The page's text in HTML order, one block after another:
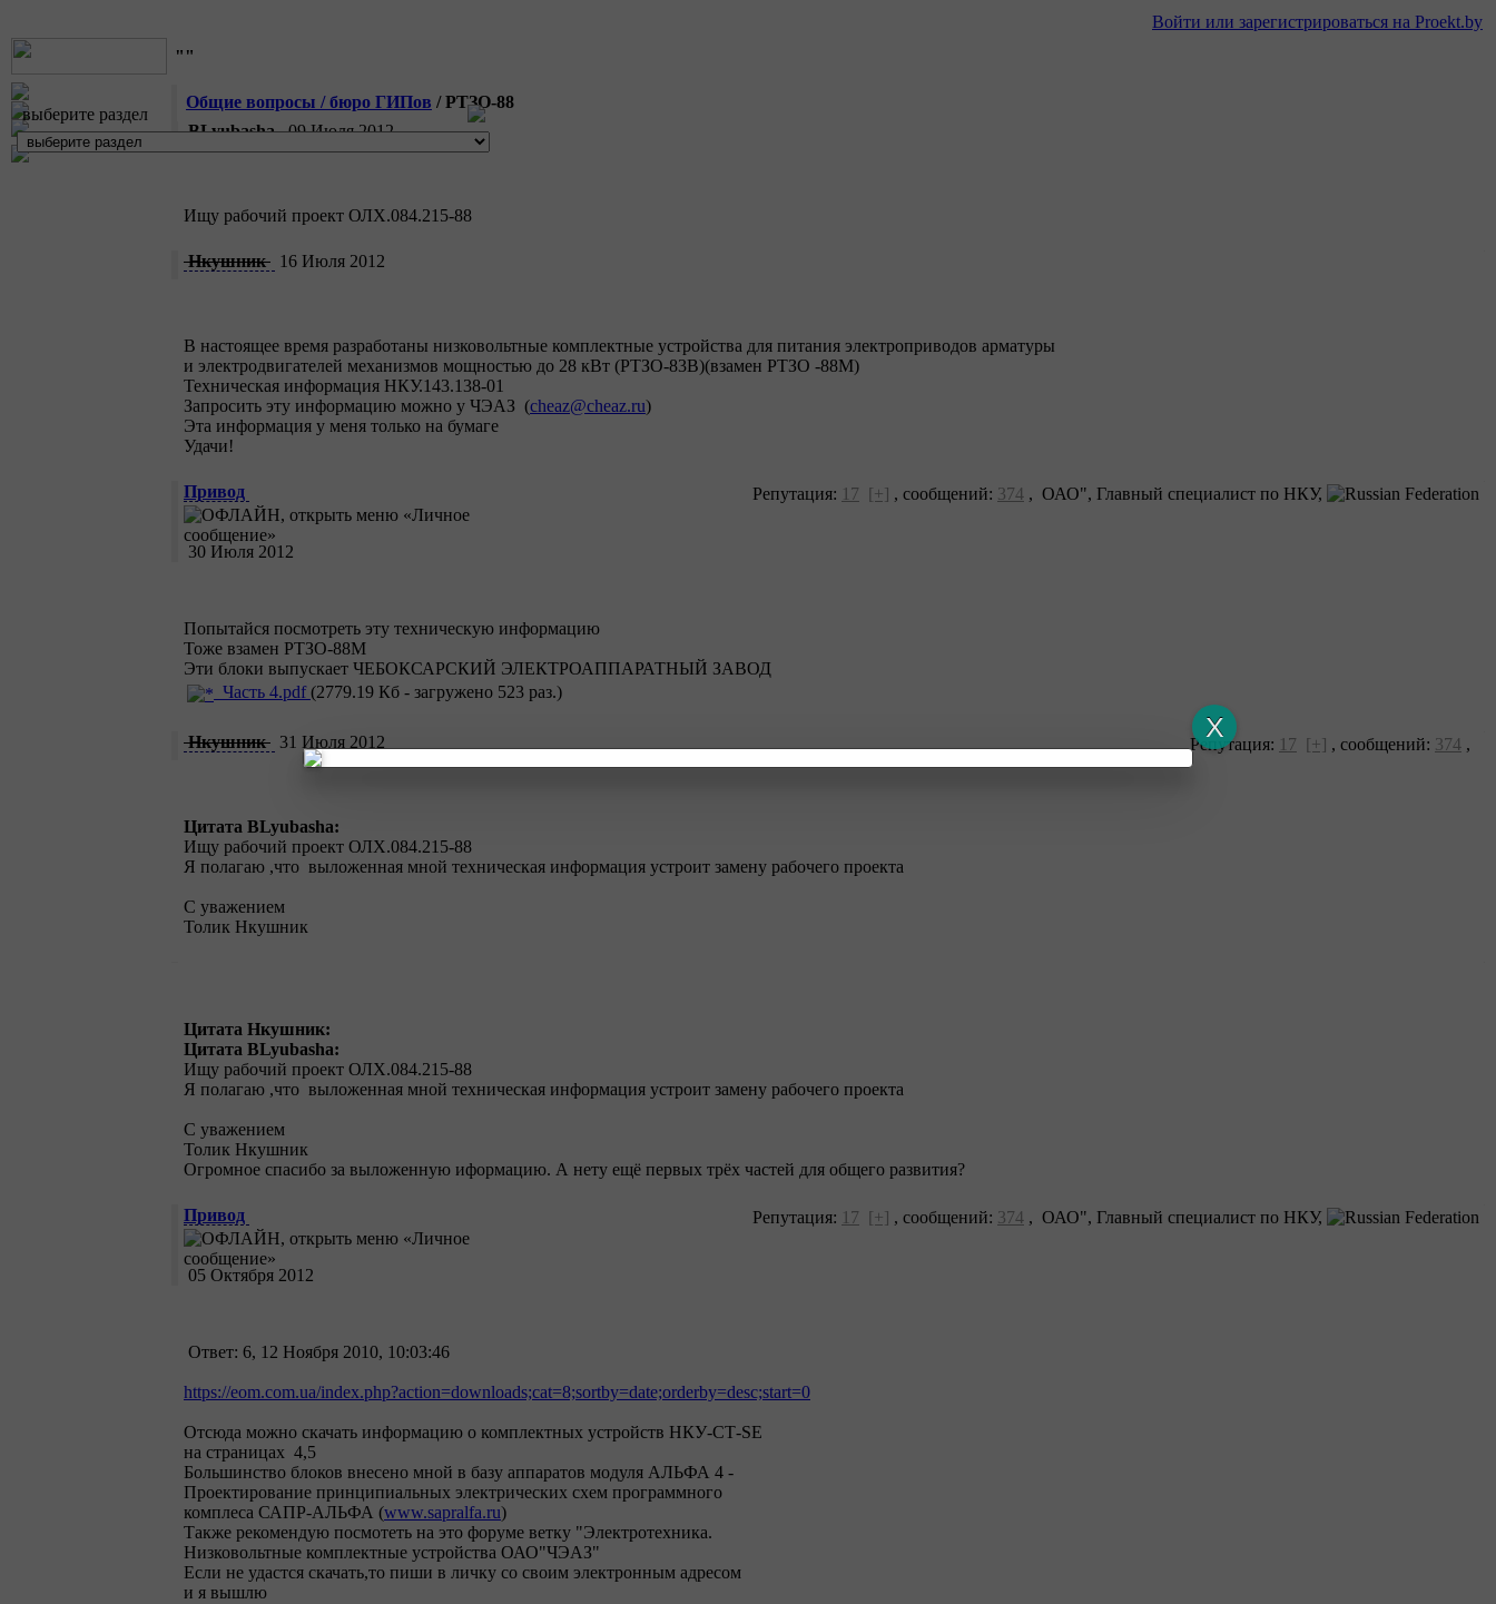
Войти или зарегистрироваться на Proekt.by
выберите раздел
""
Общие вопросы / бюро ГИПов / РТЗО-88
BLyubasha 09 Июля 2012
Ищу рабочий проект ОЛХ.084.215-88
Нкушник 16 Июля 2012
В настоящее время разработаны низковольтные комплектные устройства для питания электроприводов арматуры
и электродвигателей механизмов мощностью до 28 кВт (РТЗО-83В)(взамен РТЗО -88М)
Техническая информация НКУ.143.138-01
Запросить эту информацию можно у ЧЭАЗ (cheaz@cheaz.ru)
Эта информация у меня только на бумаге
Удачи!
Привод
30 Июля 2012
Репутация: 17 [+] , сообщений: 374 , ОАО", Главный специалист по НКУ,
Попытайся посмотреть эту техническую информацию
Тоже взамен РТЗО-88М
Эти блоки выпускает ЧЕБОКСАРСКИЙ ЭЛЕКТРОАППАРАТНЫЙ ЗАВОД
Часть 4.pdf(2779.19 Кб - загружено 523 раз.)
Нкушник 31 Июля 2012 Репутация: 17 [+] , сообщений: 374 ,
Цитата BLyubasha:
Ищу рабочий проект ОЛХ.084.215-88
Я полагаю ,что выложенная мной техническая информация устроит замену рабочего проекта
С уважением
Толик Нкушник
Цитата Нкушник:
Цитата BLyubasha:
Ищу рабочий проект ОЛХ.084.215-88
Я полагаю ,что выложенная мной техническая информация устроит замену рабочего проекта
С уважением
Толик Нкушник
Огромное спасибо за выложенную иформацию. А нету ещё первых трёх частей для общего развития?
Привод
05 Октября 2012
Репутация: 17 [+] , сообщений: 374 , ОАО", Главный специалист по НКУ,
Ответ: 6, 12 Ноября 2010, 10:03:46
https://eom.com.ua/index.php?action=downloads;cat=8;sortby=date;orderby=desc;start=0
Отсюда можно скачать информацию о комплектных устройств НКУ-СТ-SE
на страницах 4,5
Большинство блоков внесено мной в базу аппаратов модуля АЛЬФА 4 -
Проектирование принципиальных электрических схем программного
комплеса САПР-АЛЬФА (www.sapralfa.ru)
Также рекомендую посмотеть на это форуме ветку "Электротехника.
Низковольтные комплектные устройства ОАО"ЧЭАЗ"
Если не удастся скачать,то пиши в личку со своим электронным адресом
и я вышлю